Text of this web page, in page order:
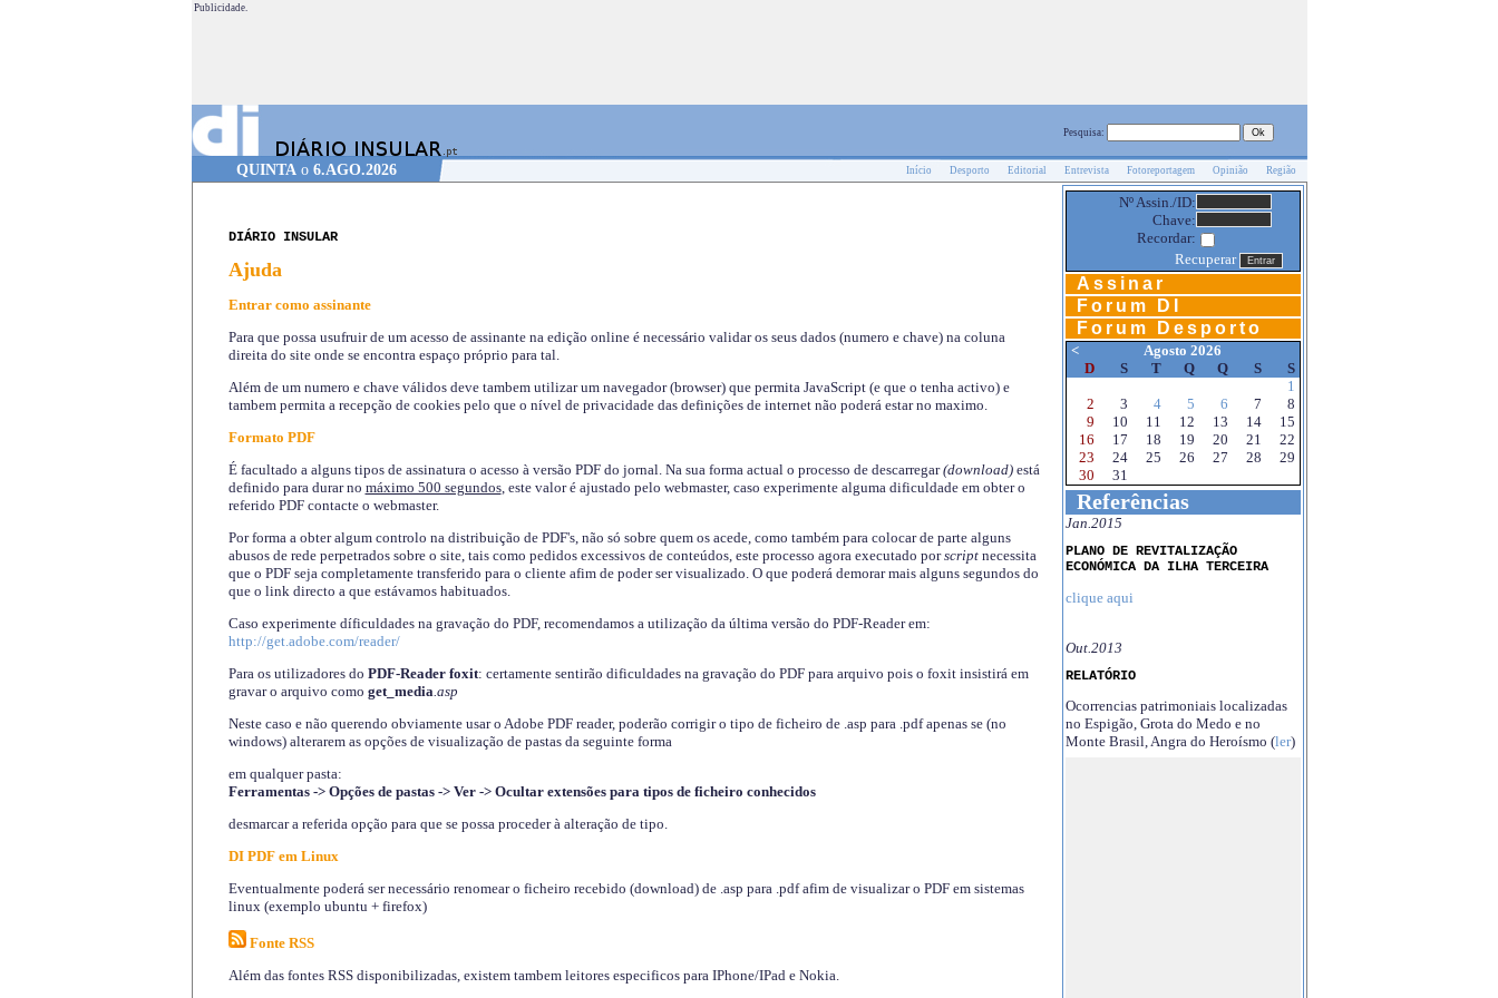
Publicidade.
Pesquisa:
QUINTA o 6.AGO.2026 Início Desporto Editorial Entrevista Fotoreportagem Opinião Região
DIÁRIO INSULAR
Ajuda
Entrar como assinante
Para que possa usufruir de um acesso de assinante na edição online é necessário validar os seus dados (numero e chave) na coluna
direita do site onde se encontra espaço próprio para tal.
Além de um numero e chave válidos deve tambem utilizar um navegador (browser) que permita JavaScript (e que o tenha activo) e
tambem permita a recepção de cookies pelo que o nível de privacidade das definições de internet não poderá estar no maximo.
Formato PDF
É facultado a alguns tipos de assinatura o acesso à versão PDF do jornal. Na sua forma actual o processo de descarregar(download)está
definido para durar no máximo 500 segundos, este valor é ajustado pelo webmaster, caso experimente alguma dificuldade em obter o
referido PDF contacte o webmaster.
Por forma a obter algum controlo na distribuição de PDF's, não só sobre quem os acede, como também para colocar de parte alguns
abusos de rede perpetrados sobre o site, tais como pedidos excessivos de conteúdos, este processo agora executado porscriptnecessita
que o PDF seja completamente transferido para o cliente afim de poder ser visualizado. O que poderá demorar mais alguns segundos do
que o link directo a que estávamos habituados.
Caso experimente díficuldades na gravação do PDF, recomendamos a utilização da última versão do PDF-Reader em:
http://get.adobe.com/reader/
Para os utilizadores do PDF-Reader foxit: certamente sentirão dificuldades na gravação do PDF para arquivo pois o foxit insistirá em
gravar o arquivo como get_media.asp
Neste caso e não querendo obviamente usar o Adobe PDF reader, poderão corrigir o tipo de ficheiro de .asp para .pdf apenas se (no
windows) alterarem as opções de visualização de pastas da seguinte forma
em qualquer pasta:
Ferramentas -> Opções de pastas -> Ver -> Ocultar extensões para tipos de ficheiro conhecidos
desmarcar a referida opção para que se possa proceder à alteração de tipo.
DI PDF em Linux
Eventualmente poderá ser necessário renomear o ficheiro recebido (download) de .asp para .pdf afim de visualizar o PDF em sistemas
linux (exemplo ubuntu + firefox)
Fonte RSS
Além das fontes RSS disponibilizadas, existem tambem leitores especificos para IPhone/IPad e Nokia.
Nº Assin./ID:
Chave:
Recordar:
Recuperar
Assinar
Forum DI
Forum Desporto
<
Agosto 2026
D
S T Q Q S
S
1
2
3 4 5 6 7
8
9
10 11 12 13 14
15
16
17 18 19 20 21
22
23
24 25 26 27 28
29
30
31
Referências
Jan.2015
PLANO DE REVITALIZAÇÃO
ECONÓMICA DA ILHA TERCEIRA
clique aqui
Out.2013
RELATÓRIO
Ocorrencias patrimoniais localizadas
no Espigão, Grota do Medo e no
Monte Brasil, Angra do Heroísmo (ler)